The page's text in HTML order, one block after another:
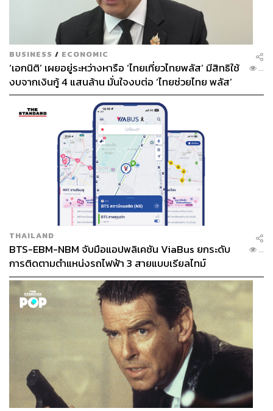
BUSINESS / ECONOMIC
‘เอกนิติ’ เผยอยู่ระหว่างหารือ ‘ไทยเที่ยวไทยพลัส’ มีสิทธิใช้
งบจากเงินกู้ 4 แสนล้าน มั่นใจงบต่อ ‘ไทยช่วยไทย พลัส’
เฟส 2 มีเพียงพอ
...
THAILAND
BTS-EBM-NBM จับมือแอปพลิเคชัน ViaBus ยกระดับ
การติดตามตำแหน่งรถไฟฟ้า 3 สายแบบเรียลไทม์
...